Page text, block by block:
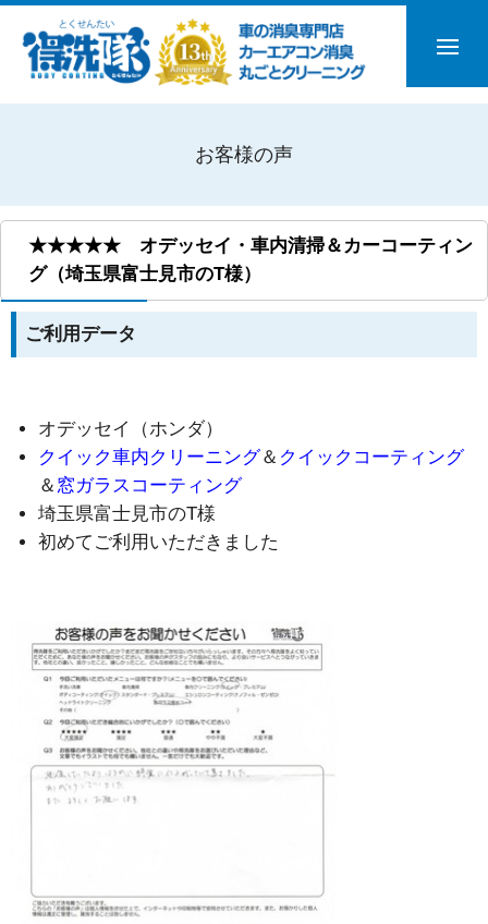
お客様の声
★★★★★ オデッセイ・車内清掃＆カーコーティン
グ（埼玉県富士見市のT様）
ご利用データ
オデッセイ（ホンダ）
クイック車内クリーニング＆ クイックコーティング
＆ 窓ガラスコーティング
埼玉県富士見市のT様
初めてご利用いただきました